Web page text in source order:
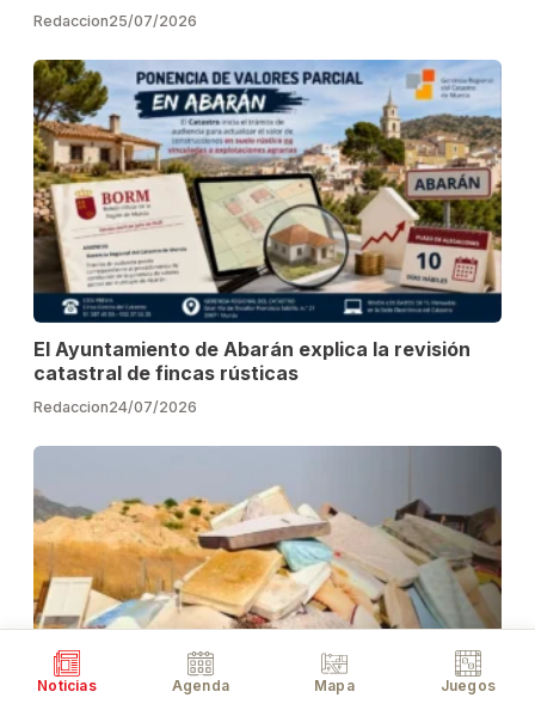
Redaccion25/07/2026
El Ayuntamiento de Abarán explica la revisión
catastral de fincas rústicas
Redaccion24/07/2026
Noticias Agenda Mapa Juegos